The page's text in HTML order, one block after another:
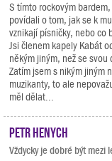
S tímto rockovým
povídali o tom, jak se k
vznikají písničky, nebo co
Jsi členem kapely Kabát
někým jiným, než se
Zatím jsem s nikým jiným
muzikanty, to ale
měl dělat...
Petr Henych
Vždycky je dobré být mezi